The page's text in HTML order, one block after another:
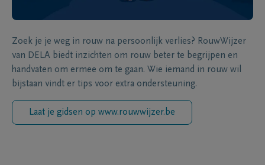
Zoek je je weg in rouw na persoonlijk verlies? RouwWijzer
van DELA biedt inzichten om rouw beter te begrijpen en
handvaten om ermee om te gaan. Wie iemand in rouw wil
bijstaan vindt er tips voor extra ondersteuning.
Laat je gidsen op www.rouwwijzer.be